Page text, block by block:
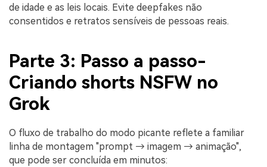
de idade e as leis locais. Evite deepfakes não
consentidos e retratos sensíveis de pessoas reais.
Parte 3: Passo a passo-
Criando shorts NSFW no
Grok
O fluxo de trabalho do modo picante reflete a familiar
linha de montagem "prompt → imagem → animação",
que pode ser concluída em minutos: